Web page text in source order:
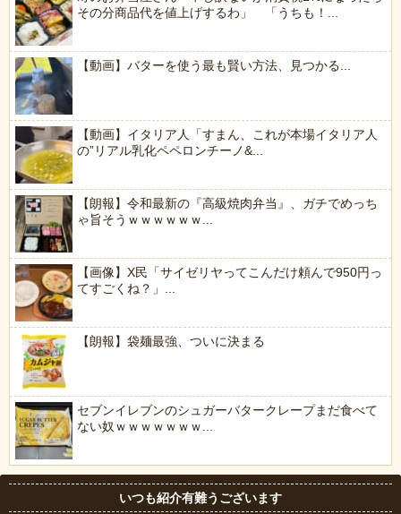
その分商品代を値上げするわ」 「うちも！...
【動画】バターを使う最も賢い方法、見つかる...
【動画】イタリア人「すまん、これが本場イタリア人
の”リアル乳化ペペロンチーノ&...
【朗報】令和最新の『高級焼肉弁当』、ガチでめっち
ゃ旨そうｗｗｗｗｗｗ...
【画像】X民「サイゼリヤってこんだけ頼んで950円っ
てすごくね？」...
【朗報】袋麺最強、ついに決まる
セブンイレブンのシュガーバタークレープまだ食べて
ない奴ｗｗｗｗｗｗｗ...
いつも紹介有難うございます